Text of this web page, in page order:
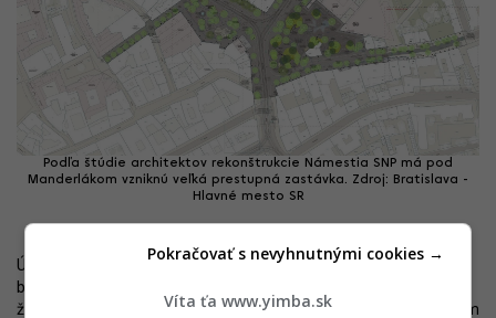
Podľa štúdie architektov rekonštrukcie Námestia SNP má pod
Manderlákom vzniknú veľká prestupná zastávka. Zdroj: Bratislava -
Hlavné mesto SR
Úpravu zastávky Centrum považuje mesto za jeden z mnohých
benefitov realizácie Živého námestia. Treba ale zároveň povedať,
že tento krok neprináša všeobecnú spokojnosť a je aj v čiastočnom
Víta ťa www.yimba.sk
Pokračovať s nevyhnutnými cookies →